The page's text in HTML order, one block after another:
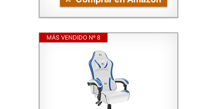
MÁS VENDIDO Nº 8